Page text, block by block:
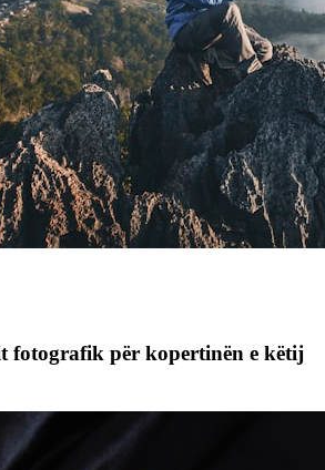
fotografik për kopertinën e këtij